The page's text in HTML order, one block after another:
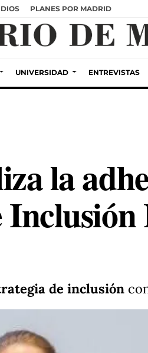
PLANES POR MADRID
UNIVERSIDAD ENTREVISTAS
la
de inclusión